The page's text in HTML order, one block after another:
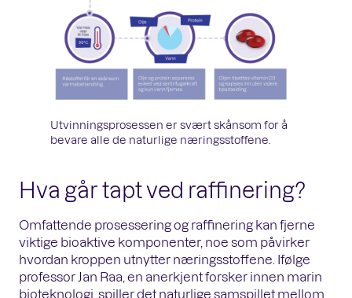
Utvinningsprosessen er svært skånsom for å
bevare alle de naturlige næringsstoffene.
Hva går tapt ved raffinering?
Omfattende prosessering og raffinering kan fjerne
viktige bioaktive komponenter, noe som påvirker
hvordan kroppen utnytter næringsstoffene. Ifølge
professor Jan Raa, en anerkjent forsker innen marin
bioteknologi, spiller det naturlige samspillet mellom